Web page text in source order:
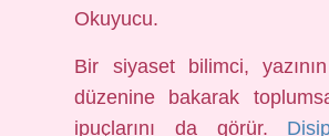
Okuyucu.
Bir siyaset bilimci,
düzenine bakarak
ipuçlarını da görür.